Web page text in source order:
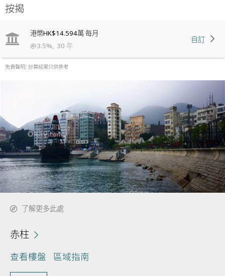
按揭
港幣HK$14.594萬每月
@3.5%, 30 年
自訂
免責聲明: 計算結果只供參考
了解更多此處
赤柱
查看樓盤 區域指南